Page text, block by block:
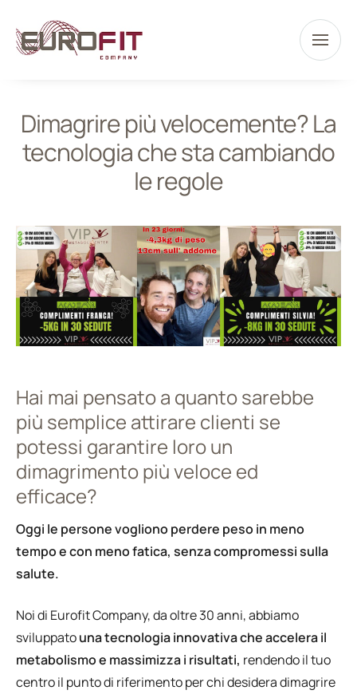
Dimagrire più velocemente? La
tecnologia che sta cambiando
le regole
Hai mai pensato a quanto sarebbe
più semplice attirare clienti se
potessi garantire loro un
dimagrimento più veloce ed
efficace?
Oggi le persone vogliono perdere peso in meno
tempo e con meno fatica, senza compromessi sulla
salute.
Noi di Eurofit Company, da oltre 30 anni, abbiamo
sviluppatouna tecnologia innovativa che accelera il
metabolismo e massimizza i risultati, rendendo il tuo
centro il punto di riferimento per chi desidera dimagrire